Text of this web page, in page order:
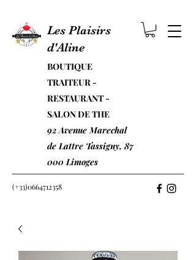
Les Plaisirs
d'Aline
BOUTIQUE
TRAITEUR -
RESTAURANT -
SALON DE THE
92 Avenue Marechal
de Lattre Tassigny, 87
000 Limoges
(+33)0664712358